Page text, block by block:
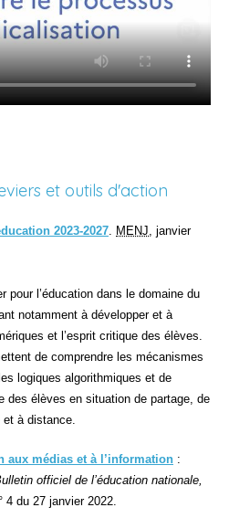
et outils d'action
2023-2027 MENJ , janvier
pour l’éducation dans le domaine du
notamment à développer et à
et l’esprit critique des élèves.
de comprendre les mécanismes
logiques algorithmiques et de
des élèves en situation de partage, de
à distance.
aux médias et à l’information :
officiel de l’éducation nationale,
4 du 27 janvier 2022.